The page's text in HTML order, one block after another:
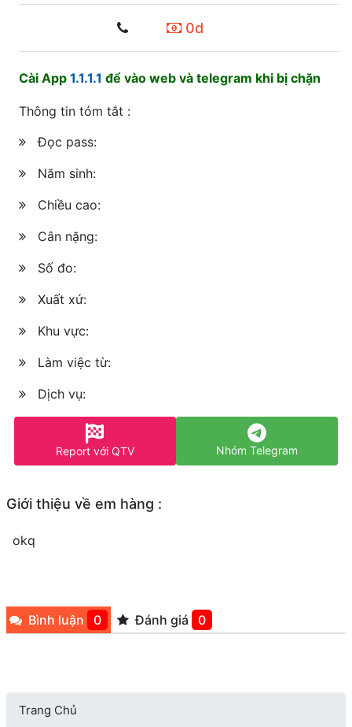
0d
Cài App 1.1.1.1 để vào web và telegram khi bị chặn
Thông tin tóm tắt :
Đọc pass:
Năm sinh:
Chiều cao:
Cân nặng:
Số đo:
Xuất xứ:
Khu vực:
Làm việc từ:
Dịch vụ:
Report với QTV Nhóm Telegram
Giới thiệu về em hàng :
okq
Bình luận 0 Đánh giá 0
Trang Chủ